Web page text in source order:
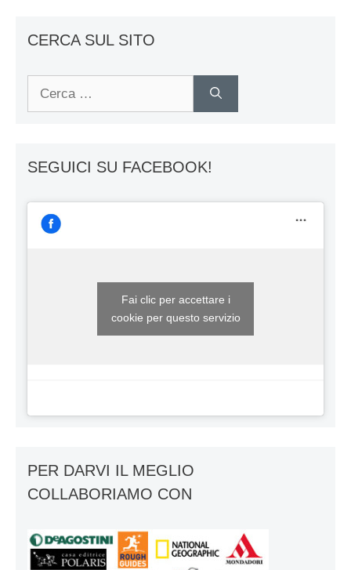
CERCA SUL SITO
Ricerca
SEGUICI SU FACEBOOK!
Fai clic per accettare i
cookie per questo servizio
PER DARVI IL MEGLIO
COLLABORIAMO CON